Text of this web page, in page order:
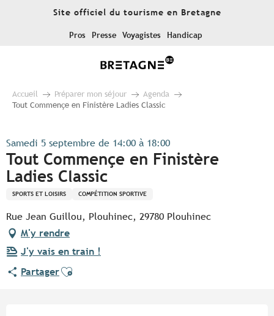
Site officiel du tourisme en Bretagne
Pros Presse Voyagistes Handicap
Accueil Préparer mon séjour
Agenda
Tout Commençe en Finistère Ladies Classic
Samedi 5 septembre de 14:00 à 18:00
Tout Commençe en Finistère
Ladies Classic
SPORTS ET LOISIRS COMPÉTITION SPORTIVE
Rue Jean Guillou, Plouhinec, 29780 Plouhinec
M'y rendre
J'y vais en train !
PartagerAjouter aux favoris